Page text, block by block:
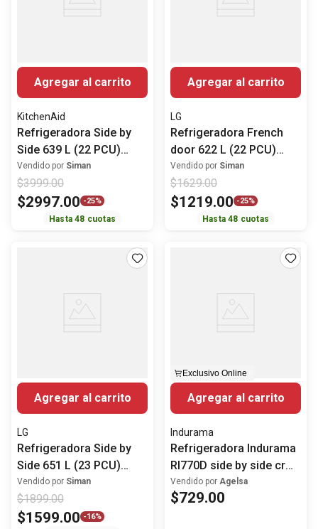
Agregar al carrito
KitchenAid
Refrigeradora Side by
Side 639 L (22 PCU)
Energy star
KRSC703HPS Kitchen
Aid
Vendido por Siman
$3999.00
$2997.00 -25%
Hasta48 cuotas
Agregar al carrito
LG
Refrigeradora French
door 622 L (22 PCU)
Smart Inverter
LM22SGPK LG
Vendido por Siman
$1629.00
$1219.00 -25%
Hasta48 cuotas
Agregar al carrito
LG
Refrigeradora Side by
Side 651 L (23 PCU)
automática VS25LQIK LG
Vendido por Siman
$1899.00
$1599.00 -16%
Exclusivo Online
Agregar al carrito
Indurama
Refrigeradora Indurama
RI770D side by side cr
s01
Vendido por Agelsa
$729.00